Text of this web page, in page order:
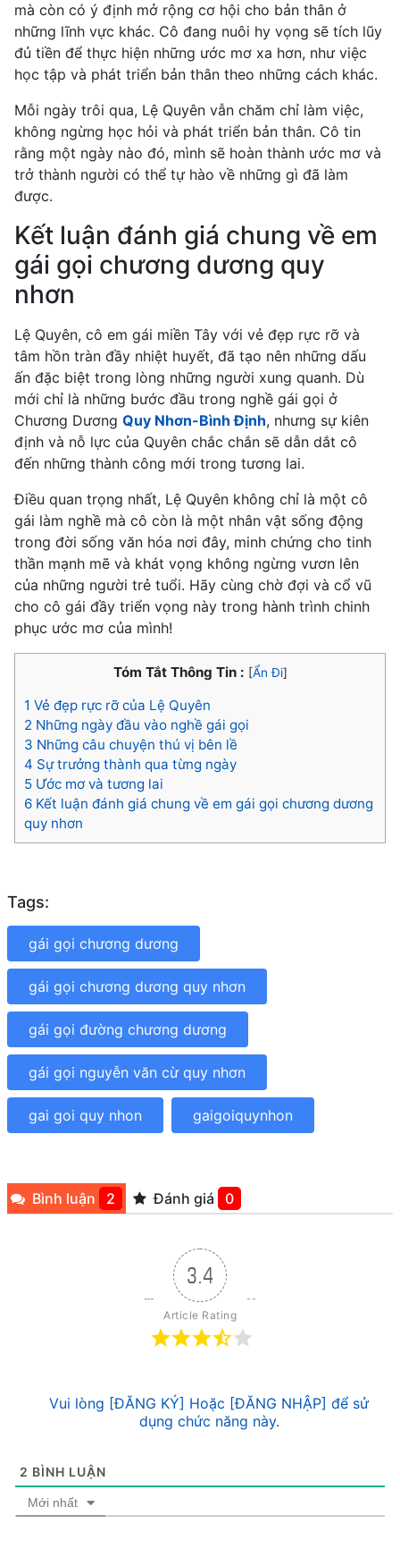
mà còn có ý định mở rộng cơ hội cho bản thân ở
những lĩnh vực khác. Cô đang nuôi hy vọng sẽ tích lũy
đủ tiền để thực hiện những ước mơ xa hơn, như việc
học tập và phát triển bản thân theo những cách khác.
Mỗi ngày trôi qua, Lệ Quyên vẫn chăm chỉ làm việc,
không ngừng học hỏi và phát triển bản thân. Cô tin
rằng một ngày nào đó, mình sẽ hoàn thành ước mơ và
trở thành người có thể tự hào về những gì đã làm
được.
Kết luận đánh giá chung về em
gái gọi chương dương quy
nhơn
Lệ Quyên, cô em gái miền Tây với vẻ đẹp rực rỡ và
tâm hồn tràn đầy nhiệt huyết, đã tạo nên những dấu
ấn đặc biệt trong lòng những người xung quanh. Dù
mới chỉ là những bước đầu trong nghề gái gọi ở
Chương Dương Quy Nhơn-Bình Định, nhưng sự kiên
định và nỗ lực của Quyên chắc chắn sẽ dẫn dắt cô
đến những thành công mới trong tương lai.
Điều quan trọng nhất, Lệ Quyên không chỉ là một cô
gái làm nghề mà cô còn là một nhân vật sống động
trong đời sống văn hóa nơi đây, minh chứng cho tinh
thần mạnh mẽ và khát vọng không ngừng vươn lên
của những người trẻ tuổi. Hãy cùng chờ đợi và cổ vũ
cho cô gái đầy triển vọng này trong hành trình chinh
phục ước mơ của mình!
Tóm Tắt Thông Tin : [Ẩn Đi]
1 Vẻ đẹp rực rỡ của Lệ Quyên
2 Những ngày đầu vào nghề gái gọi
3 Những câu chuyện thú vị bên lề
4 Sự trưởng thành qua từng ngày
5 Ước mơ và tương lai
6 Kết luận đánh giá chung về em gái gọi chương dương
quy nhơn
Tags:
gái gọi chương dương
gái gọi chương dương quy nhơn
gái gọi đường chương dương
gái gọi nguyễn văn cừ quy nhơn
gai goi quy nhon gaigoiquynhon
Bình luận 2 Đánh giá 0
3.4
Article Rating
Vui lòng [ĐĂNG KÝ] Hoặc [ĐĂNG NHẬP] để sử
dụng chức năng này.
2 BÌNH LUẬN
Mới nhất